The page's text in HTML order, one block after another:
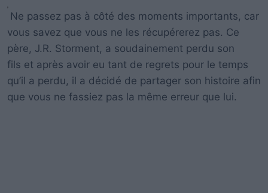
Ne passez pas à côté des moments importants, car
vous savez que vous ne les récupérerez pas. Ce
père, J.R. Storment, a soudainement perdu son
fils et après avoir eu tant de regrets pour le temps
qu’il a perdu, il a décidé de partager son histoire afin
que vous ne fassiez pas la même erreur que lui.